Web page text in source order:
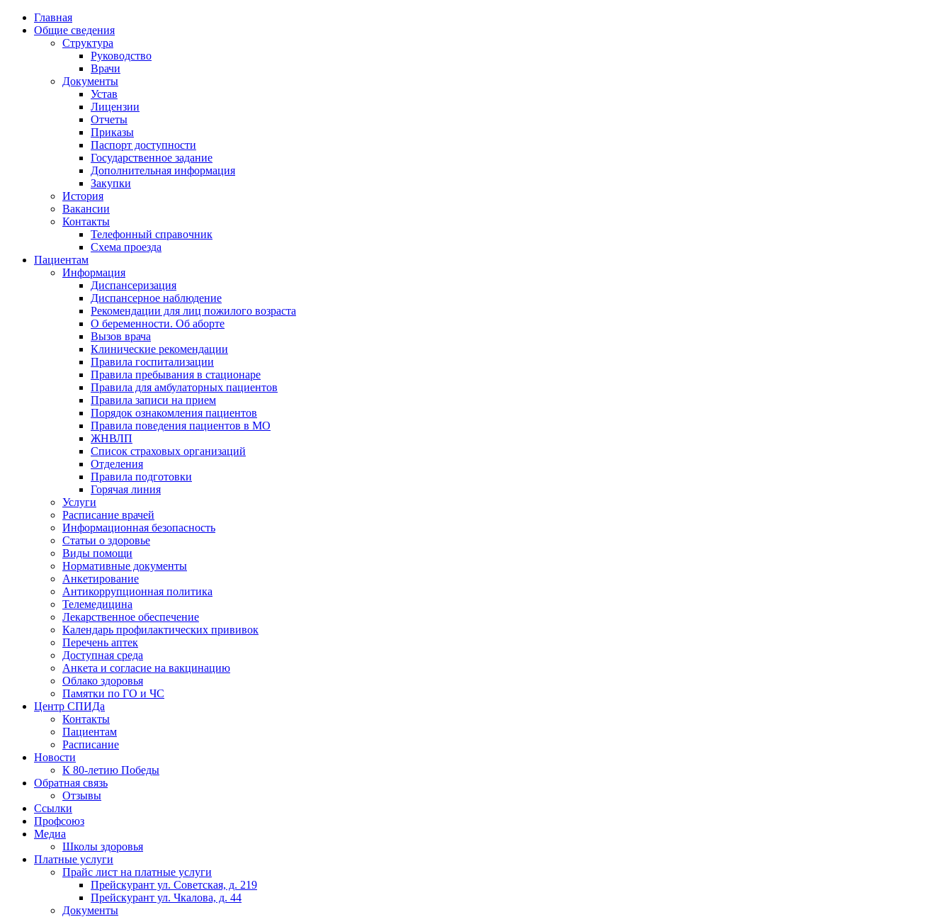
Главная
Общие сведения
Структура
Руководство
Врачи
Документы
Устав
Лицензии
Отчеты
Приказы
Паспорт доступности
Государственное задание
Дополнительная информация
Закупки
История
Вакансии
Контакты
Телефонный справочник
Схема проезда
Пациентам
Информация
Диспансеризация
Диспансерное наблюдение
Рекомендации для лиц пожилого возраста
О беременности. Об аборте
Вызов врача
Клинические рекомендации
Правила госпитализации
Правила пребывания в стационаре
Правила для амбулаторных пациентов
Правила записи на прием
Порядок ознакомления пациентов
Правила поведения пациентов в МО
ЖНВЛП
Список страховых организаций
Отделения
Правила подготовки
Горячая линия
Услуги
Расписание врачей
Информационная безопасность
Статьи о здоровье
Виды помощи
Нормативные документы
Анкетирование
Антикоррупционная политика
Телемедицина
Лекарственное обеспечение
Календарь профилактических прививок
Перечень аптек
Доступная среда
Анкета и согласие на вакцинацию
Облако здоровья
Памятки по ГО и ЧС
Центр СПИДа
Контакты
Пациентам
Расписание
Новости
К 80-летию Победы
Обратная связь
Отзывы
Ссылки
Профсоюз
Медиа
Школы здоровья
Платные услуги
Прайс лист на платные услуги
Прейскурант ул. Советская, д. 219
Прейскурант ул. Чкалова, д. 44
Документы